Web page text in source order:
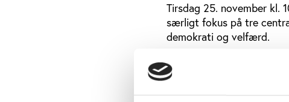
Tirsdag 25. november kl.
særligt fokus på tre
demokrati og velfærd.